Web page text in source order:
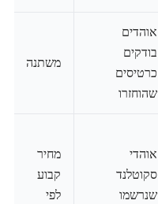
אוהדים
בודקים
כרטיסים
שהוחזרו
משתנה
אוהדי
סקוטלנד
שנרשמו
מחיר
קבוע
לפי